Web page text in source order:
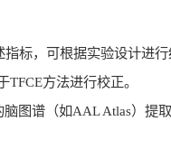
指标，可根据实验设计进
TFCE方法进行校正。
脑图谱（如AAL Atlas）提